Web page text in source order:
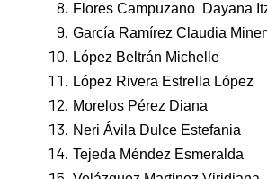
Flores Campuzano Dayana
García Ramírez Claudia
López Beltrán Michelle
López Rivera Estrella López
Morelos Pérez Diana
Neri Ávila Dulce Estefania
Tejeda Méndez Esmeralda